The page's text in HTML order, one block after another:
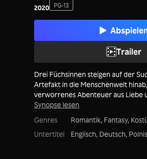
2020 PG-13
Trailer
Drei Füchsinnen steigen auf der
Artefakt in die Menschenwelt
verworrenes Abenteuer aus Liebe
Synopse lesen
Genres
Romantik, Fantasy,
Untertitel
Englisch, Deutsch,